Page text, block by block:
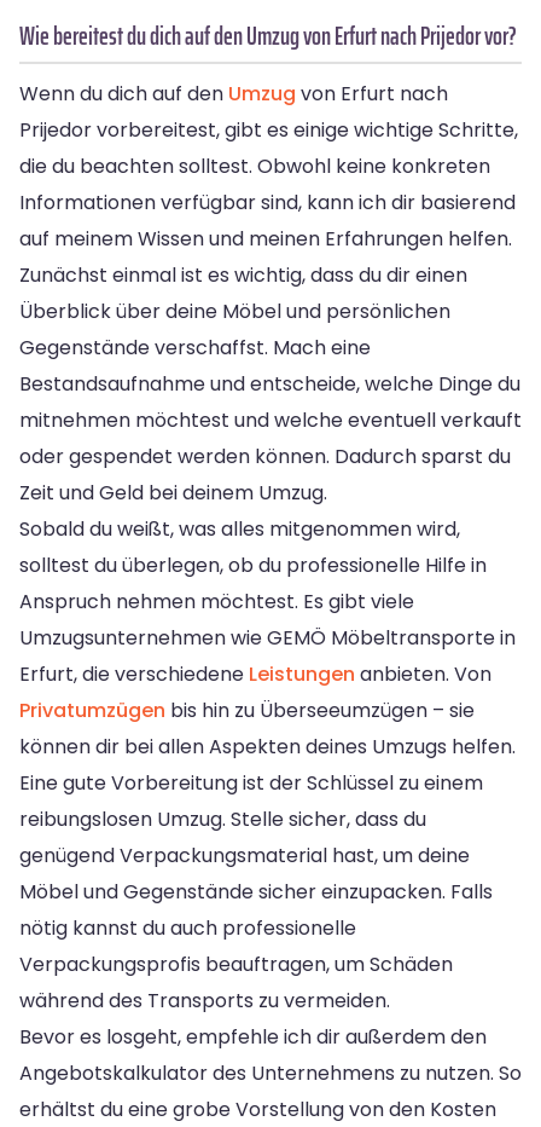
Wie bereitest du dich auf den Umzug von Erfurt nach Prijedor vor?
Wenn du dich auf den Umzug von Erfurt nach
Prijedor vorbereitest, gibt es einige wichtige Schritte,
die du beachten solltest. Obwohl keine konkreten
Informationen verfügbar sind, kann ich dir basierend
auf meinem Wissen und meinen Erfahrungen helfen.
Zunächst einmal ist es wichtig, dass du dir einen
Überblick über deine Möbel und persönlichen
Gegenstände verschaffst. Mach eine
Bestandsaufnahme und entscheide, welche Dinge du
mitnehmen möchtest und welche eventuell verkauft
oder gespendet werden können. Dadurch sparst du
Zeit und Geld bei deinem Umzug.
Sobald du weißt, was alles mitgenommen wird,
solltest du überlegen, ob du professionelle Hilfe in
Anspruch nehmen möchtest. Es gibt viele
Umzugsunternehmen wie GEMÖ Möbeltransporte in
Erfurt, die verschiedene Leistungen anbieten. Von
Privatumzügen bis hin zu Überseeumzügen – sie
können dir bei allen Aspekten deines Umzugs helfen.
Eine gute Vorbereitung ist der Schlüssel zu einem
reibungslosen Umzug. Stelle sicher, dass du
genügend Verpackungsmaterial hast, um deine
Möbel und Gegenstände sicher einzupacken. Falls
nötig kannst du auch professionelle
Verpackungsprofis beauftragen, um Schäden
während des Transports zu vermeiden.
Bevor es losgeht, empfehle ich dir außerdem den
Angebotskalkulator des Unternehmens zu nutzen. So
erhältst du eine grobe Vorstellung von den Kosten